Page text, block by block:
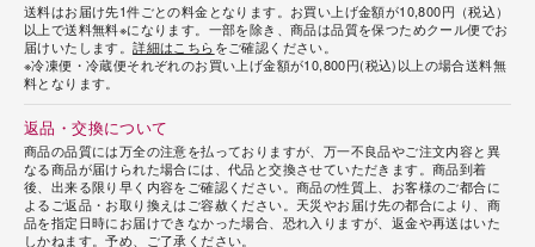
送料はお届け先1件ごとの料金となります。お買い上げ金額が10,800円（税込）
以上で送料無料※になります。一部を除き、商品は品質を保つためクール便でお
届けいたします。詳細はこちらをご確認ください。
※冷凍便・冷蔵便それぞれのお買い上げ金額が10,800円(税込)以上の場合送料無
料となります。
返品・交換について
商品の品質には万全の注意を払っておりますが、万一不良品やご注文内容と異
なる商品が届けられた場合には、代品と交換させていただきます。商品到着
後、出来る限り早く内容をご確認ください。商品の性質上、お客様のご都合に
よるご返品・お取り換えはご容赦ください。天災やお届け先の都合により、商
品を指定日時にお届けできなかった場合、恐れ入りますが、返金や再送はいた
しかねます。予め、ご了承ください。